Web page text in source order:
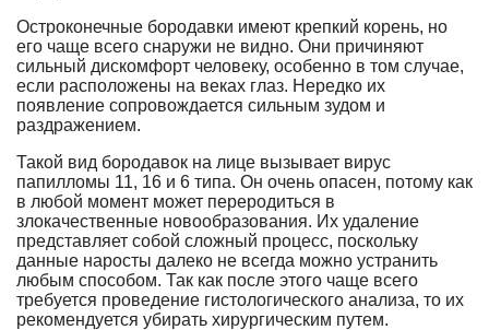
Остроконечные бородавки имеют крепкий корень, но
его чаще всего снаружи не видно. Они причиняют
сильный дискомфорт человеку, особенно в том случае,
если расположены на веках глаз. Нередко их
появление сопровождается сильным зудом и
раздражением.
Такой вид бородавок на лице вызывает вирус
папилломы 11, 16 и 6 типа. Он очень опасен, потому как
в любой момент может переродиться в
злокачественные новообразования. Их удаление
представляет собой сложный процесс, поскольку
данные наросты далеко не всегда можно устранить
любым способом. Так как после этого чаще всего
требуется проведение гистологического анализа, то их
рекомендуется убирать хирургическим путем.